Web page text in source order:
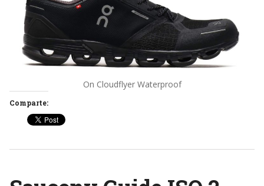
On Cloudflyer Waterproof
Comparte: